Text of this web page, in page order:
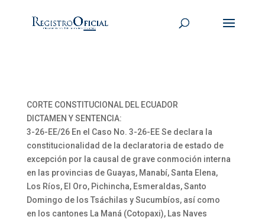
CORTE CONSTITUCIONAL DEL ECUADOR
DICTAMEN Y SENTENCIA:
3-26-EE/26 En el Caso No. 3-26-EE Se declara la
constitucionalidad de la declaratoria de estado de
excepción por la causal de grave conmoción interna
en las provincias de Guayas, Manabí, Santa Elena,
Los Ríos, El Oro, Pichincha, Esmeraldas, Santo
Domingo de los Tsáchilas y Sucumbíos, así como
en los cantones La Maná (Cotopaxi), Las Naves